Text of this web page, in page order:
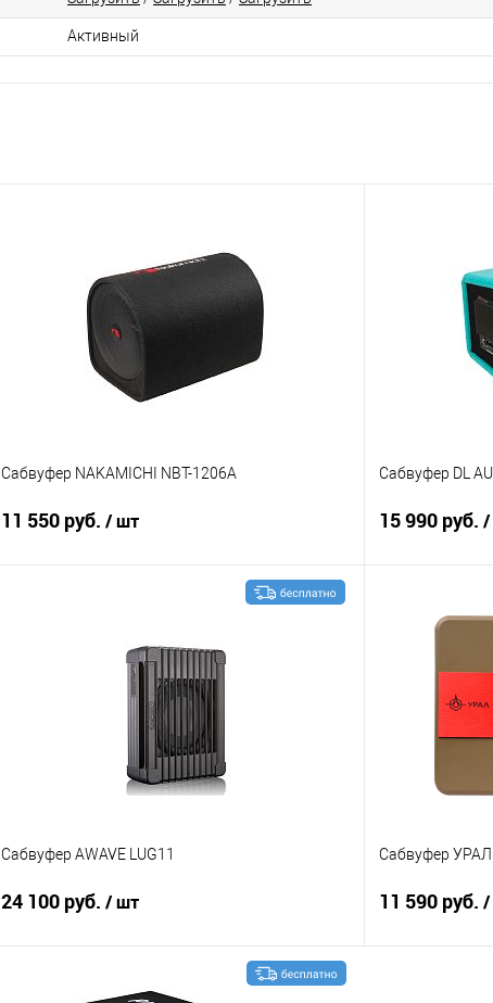
Активный
Сабвуфер NAKAMICHI NBT-1206A
11 550 руб. / шт
В избранное
Сабвуфер DL
15 990 руб. /
Сравнение
Сабвуфер AWAVE LUG11
24 100 руб. / шт
В корзину
Сабвуфер
11 590 руб. /